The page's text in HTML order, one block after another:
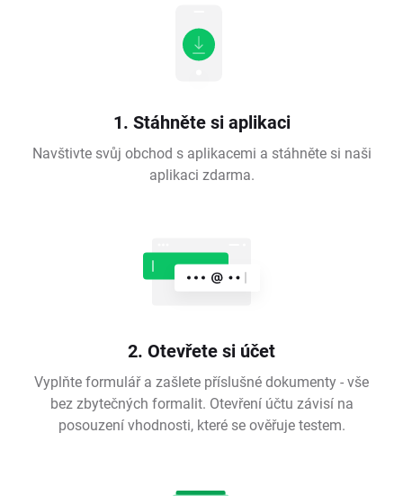
1. Stáhněte si aplikaci
Navštivte svůj obchod s aplikacemi a stáhněte si naši
aplikaci zdarma.
2. Otevřete si účet
Vyplňte formulář a zašlete příslušné dokumenty - vše
bez zbytečných formalit. Otevření účtu závisí na
posouzení vhodnosti, které se ověřuje testem.